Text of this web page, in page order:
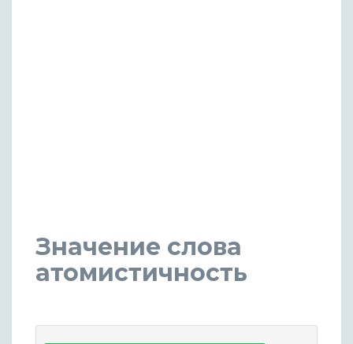
Значение слова
атомистичность